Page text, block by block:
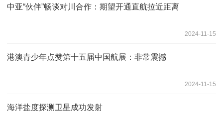
中亚“伙伴”畅谈对川合作：期望开通直航拉近距离
2024-11-15
港澳青少年点赞第十五届中国航展：非常震撼
2024-11-15
海洋盐度探测卫星成功发射